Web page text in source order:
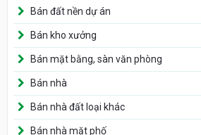
Bán đất nền dự án
Bán kho xưởng
Bán mặt bằng, sàn văn phòng
Bán nhà
Bán nhà đất loại khác
Bán nhà mặt phố